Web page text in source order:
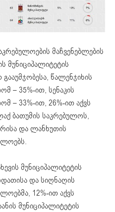
მაჩვენებლების
მუნიციპალიტეტის
წალენჯიხის
– 35%-ით, სენაკის
– 33%-ით, 26%-ით აქვს
ბათუმის საკრებულოს,
და ლანხუთის
მუნიციპალიტეტის
და სიღნაღის
12%-ით აქვს
მუნიციპალიტეტის